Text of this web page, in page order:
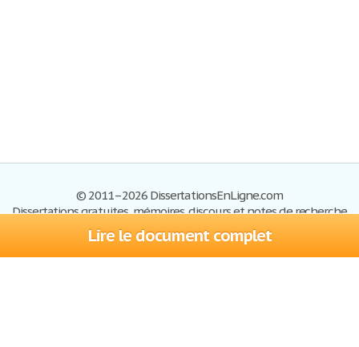
Lire le document complet
© 2011–2026 DissertationsEnLigne.com
Dissertations gratuites, mémoires, discours et notes de recherche